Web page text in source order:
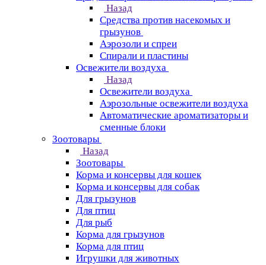
Назад
Средства против насекомых и
грызунов
Аэрозоли и спреи
Спирали и пластины
Освежители воздуха
Назад
Освежители воздуха
Аэрозольные освежители воздуха
Автоматические ароматизаторы и
сменные блоки
Зоотовары
Назад
Зоотовары
Корма и консервы для кошек
Корма и консервы для собак
Для грызунов
Для птиц
Для рыб
Корма для грызунов
Корма для птиц
Игрушки для животных